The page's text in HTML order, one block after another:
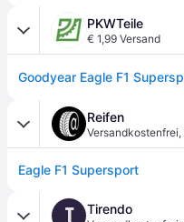
PKWTeile
€ 1,99 Versand
Reifen
Versandkostenfrei,
Eagle F1 Supersport
T Tirendo